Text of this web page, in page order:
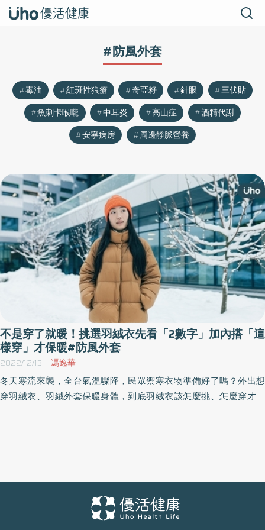
#防風外套
毒油 紅斑性狼瘡 奇亞籽 針眼
三伏貼
魚刺卡喉嚨
中耳炎 高山症
酒精代謝
安寧病房
周邊靜脈營養
不是穿了就暖！挑選羽絨衣先看「2數字」加內搭「這
樣穿」才保暖#防風外套
2022/12/13 馮逸華
冬天寒流來襲，全台氣溫驟降，民眾禦寒衣物準備好了嗎？外出想
穿羽絨衣、羽絨外套保暖身體，到底羽絨衣該怎麼挑、怎麼穿才最